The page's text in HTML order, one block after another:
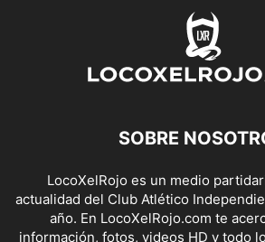
SOBRE
LocoXelRojo es un medio
actualidad del Club Atlético
año. En LocoXelRojo.com te
información, fotos, videos HD y todo